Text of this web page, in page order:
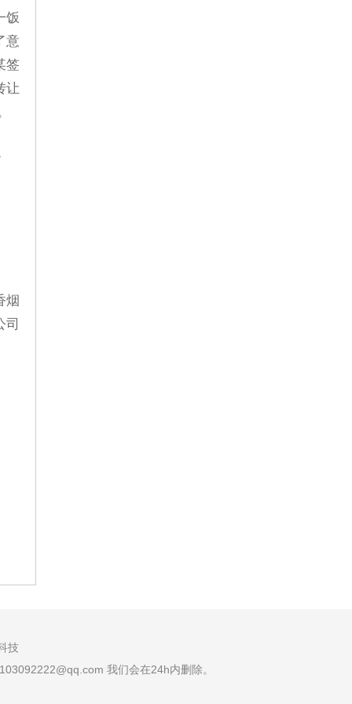
饭
意
签
让
烟
司
技
我们会在24h内删除。